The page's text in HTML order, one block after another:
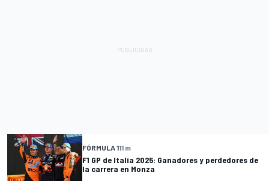
FÓRMULA 111 m
F1 GP de Italia 2025: Ganadores y perdedores de
la carrera en Monza